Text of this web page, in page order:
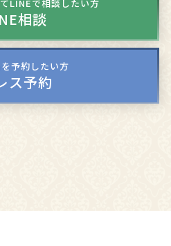
LINEで相談したい方
相談
予約したい方
ス予約